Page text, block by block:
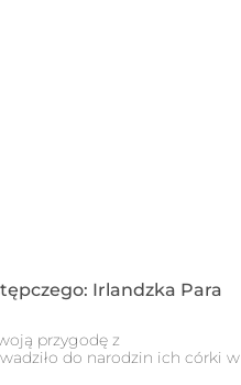
Irlandzka Para
przygodę z
do narodzin ich córki w